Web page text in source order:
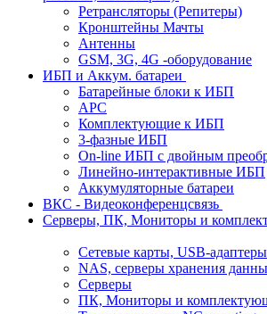
Ретрансляторы (Репитеры)
Кронштейны Мачты
Антенны
GSM, 3G, 4G -оборудование
ИБП и Аккум. батареи
Батарейные блоки к ИБП
APC
Комплектующие к ИБП
3-фазные ИБП
On-line ИБП с двойным
Линейно-интерактивные ИБП
Аккумуляторные батареи
ВКС - Видеоконференцсвязь
Серверы, ПК, Мониторы и
Сетевые карты, USB-адаптеры
NAS, серверы хранения
Серверы
ПК, Мониторы и